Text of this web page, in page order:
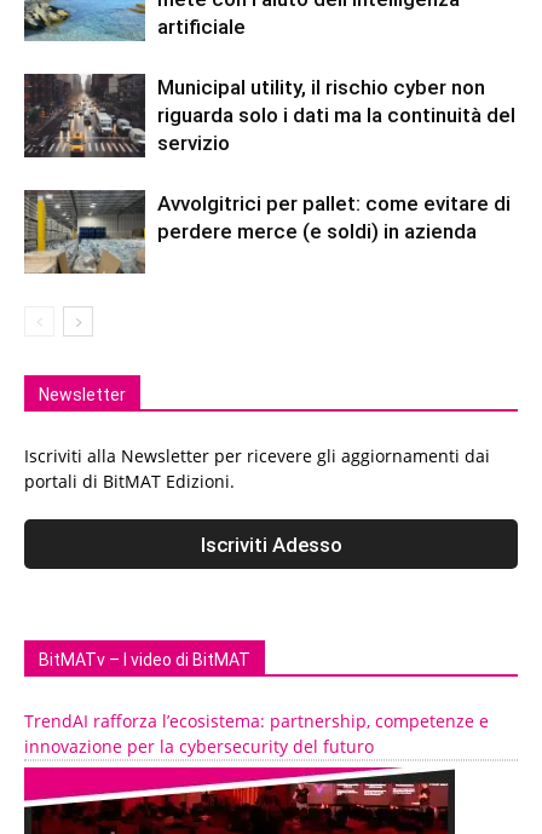
artificiale
Municipal utility, il rischio cyber non
riguarda solo i dati ma la continuità del
servizio
Avvolgitrici per pallet: come evitare di
perdere merce (e soldi) in azienda
Newsletter
Iscriviti alla Newsletter per ricevere gli aggiornamenti dai
portali di BitMAT Edizioni.
BitMATv – I video di BitMAT
TrendAI rafforza l’ecosistema: partnership, competenze e
innovazione per la cybersecurity del futuro